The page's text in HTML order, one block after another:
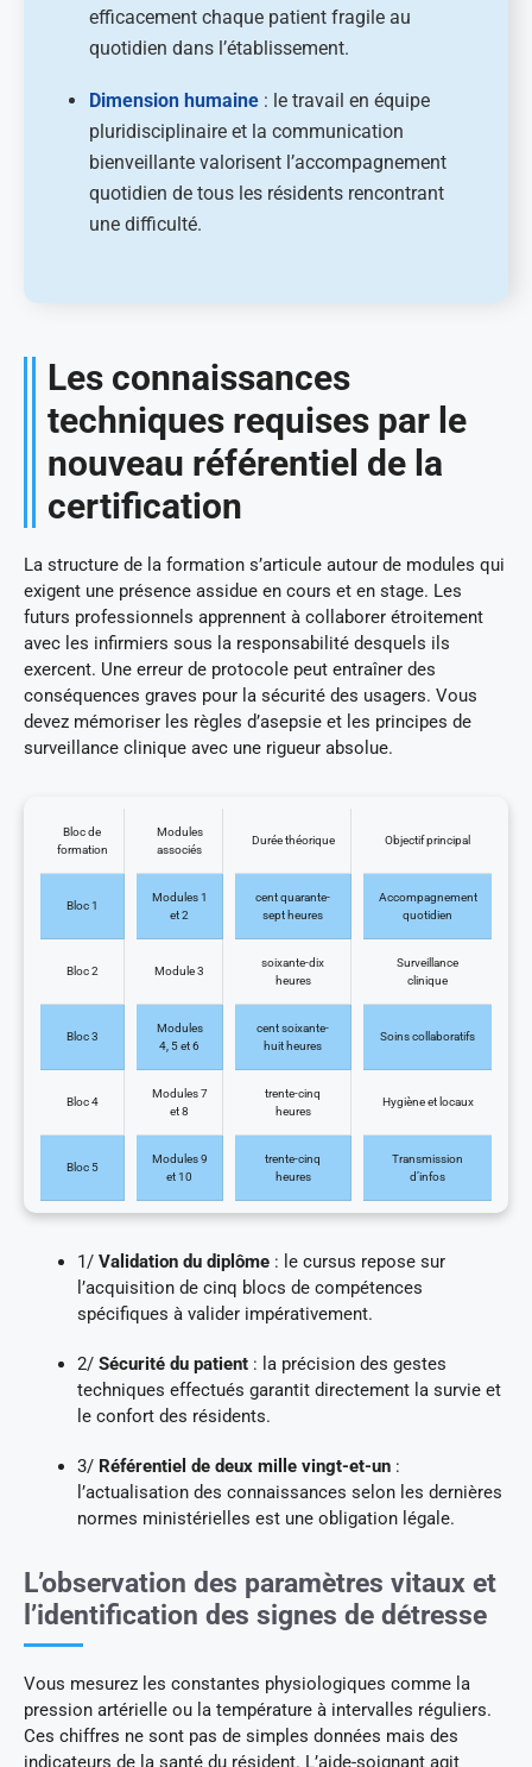
efficacement chaque patient fragile au
quotidien dans l’établissement.
Dimension humaine : le travail en équipe
pluridisciplinaire et la communication
bienveillante valorisent l’accompagnement
quotidien de tous les résidents rencontrant
une difficulté.
Les connaissances
techniques requises par le
nouveau référentiel de la
certification
La structure de la formation s’articule autour de modules qui
exigent une présence assidue en cours et en stage. Les
futurs professionnels apprennent à collaborer étroitement
avec les infirmiers sous la responsabilité desquels ils
exercent. Une erreur de protocole peut entraîner des
conséquences graves pour la sécurité des usagers. Vous
devez mémoriser les règles d’asepsie et les principes de
surveillance clinique avec une rigueur absolue.
Bloc de
formation
Modules
associés
Durée théorique Objectif principal
Bloc 1
Modules 1
et 2
cent quarante-
sept heures
Accompagnement
quotidien
Bloc 2 Module 3
soixante-dix
heures
Surveillance
clinique
Bloc 3
Modules
4, 5 et 6
cent soixante-
huit heures
Soins collaboratifs
Bloc 4
Modules 7
et 8
trente-cinq
heures
Hygiène et locaux
Bloc 5
Modules 9
et 10
trente-cinq
heures
Transmission
d’infos
1/ Validation du diplôme : le cursus repose sur
l’acquisition de cinq blocs de compétences
spécifiques à valider impérativement.
2/ Sécurité du patient : la précision des gestes
techniques effectués garantit directement la survie et
le confort des résidents.
3/ Référentiel de deux mille vingt-et-un :
l’actualisation des connaissances selon les dernières
normes ministérielles est une obligation légale.
L’observation des paramètres vitaux et
l’identification des signes de détresse
Vous mesurez les constantes physiologiques comme la
pression artérielle ou la température à intervalles réguliers.
Ces chiffres ne sont pas de simples données mais des
indicateurs de la santé du résident. L’aide-soignant agit